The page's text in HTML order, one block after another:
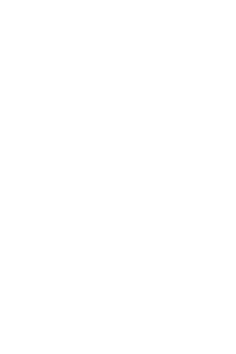
de Varanda Santo André
de Varanda São Bernardo do Campo
de Area com Vidro Temperado
de Terraço com Vidro Temperado
de Varanda com Cortina de Vidro
de Varanda com Vidro
de Varanda com Vidro de Correr